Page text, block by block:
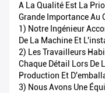
A La Qualité Est La
Grande Importance Au
1) Notre Ingénieur
De La Machine Et
2) Les Travailleurs
Chaque Détail Lors De
Production Et
3) Nous Avons Une